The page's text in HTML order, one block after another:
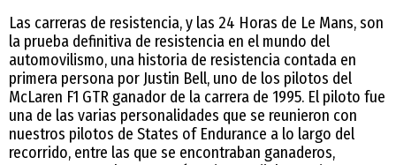
Las carreras de resistencia, y las 24 Horas de Le Mans, son
la prueba definitiva de resistencia en el mundo del
automovilismo, una historia de resistencia contada en
primera persona por Justin Bell, uno de los pilotos del
McLaren F1 GTR ganador de la carrera de 1995. El piloto fue
una de las varias personalidades que se reunieron con
nuestros pilotos de States of Endurance a lo largo del
recorrido, entre las que se encontraban ganaderos,